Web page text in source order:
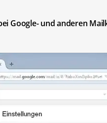
Google- und anderen